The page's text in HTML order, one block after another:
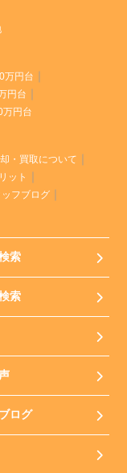
万円台
円台
万円台
・買取について
ット
ッフブログ
索
索
ログ